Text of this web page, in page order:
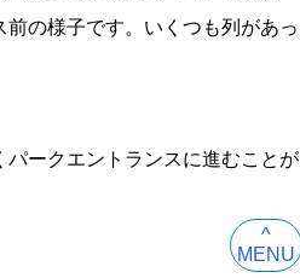
の様子です。いくつも列があっ
ークエントランスに進むことが
^
MENU